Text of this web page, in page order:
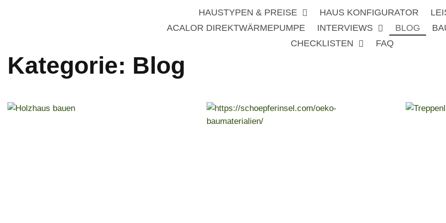
HAUSTYPEN & PREISE HAUS KONFIGURATOR
ACALOR DIREKTWÄRMEPUMPE
INTERVIEWS BLOG
CHECKLISTEN
FAQ
Kategorie: Blog